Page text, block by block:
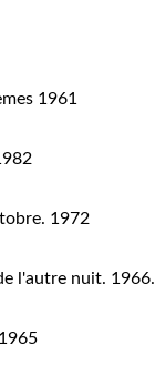
1961
1972
l'autre nuit. 1966.